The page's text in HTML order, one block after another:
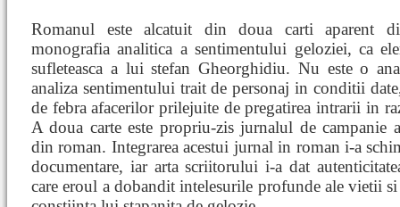
Romanul este alcatuit din doua carti aparent
monografia analitica a sentimentului geloziei, ca
sufleteasca a lui stefan Gheorghidiu. Nu este o
analiza sentimentului trait de personaj in conditii
de febra afacerilor prilejuite de pregatirea intrarii in
A doua carte este propriu-zis jurnalul de
din roman. Integrarea acestui jurnal in roman i-a
documentare, iar arta scriitorului i-a dat
care eroul a dobandit intelesurile profunde ale vietii